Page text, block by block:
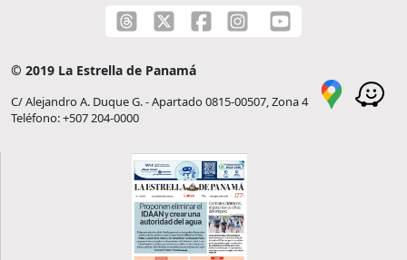
© 2019 La Estrella de Panamá
C/ Alejandro A. Duque G. - Apartado 0815-00507, Zona 4
Teléfono: +507 204-0000